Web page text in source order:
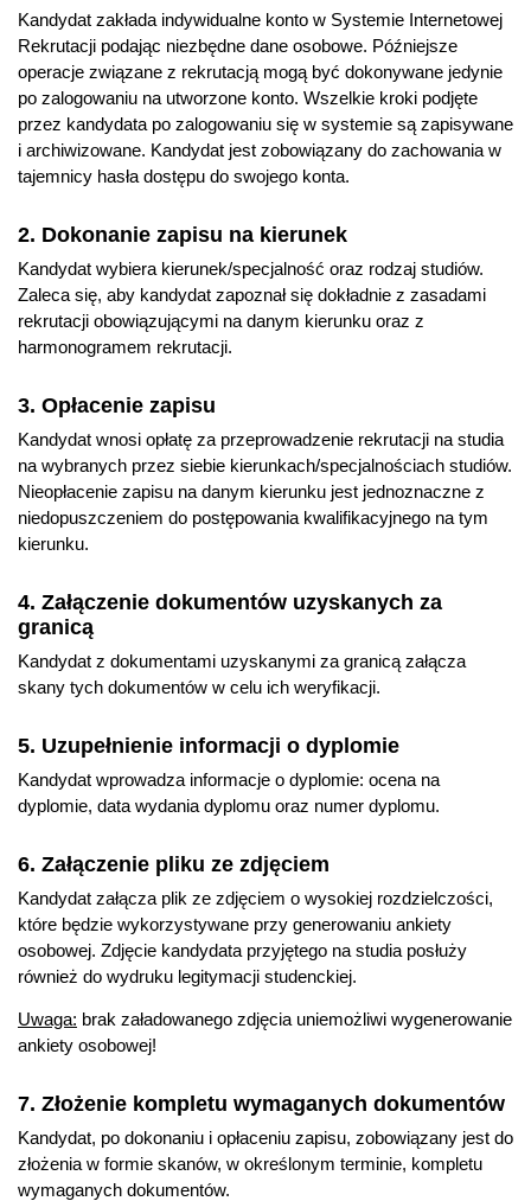
udzielanej dziecku i jego rodzinie.
Dokumentuje działania realizowane z dzieckiem i jego
rodziną.
Perspektywy zawodowe
Absolwenci specjalności wczesne wspomaganie rozwoju
koordynacyjno-rehabilitacyjno-opiekuńczych, ośrodkach
wczesnej interwencji oraz niepublicznych instytucjach i
organizacjach wspierających rozwój małego dziecka.
Zatrudnienie mogą znaleźć również w żłobkach i klubach
dziecięcych.
Pedagog w zespołach wczesnego wspomagania rozwoju
dziecka i wczesnej interwencji
Pedagog w ośrodku (pre)adopcyjnym
Opiekun w żłobku
Opiekun w klubie dziecięcym
działającego na rzecz dzieci z niepełnosprawnością i ich
rodzin
Absolwenci posiadający przygotowanie pedagogiczne zgodnie z
Rozporządzeniem MEN w sprawie szczegółowych kwalifikacji
być również zatrudniani na stanowisku nauczyciela:
Pedagoga w poradniach psychologiczno-pedagogicznych
Pedagoga w placówkach oświatowo-wychowawczych
Wychowawcy w internatach
Więcej informacji
Wydziałowa strona kierunku
Kandydat zakłada indywidualne konto w Systemie Internetowej
Rekrutacji podając niezbędne dane osobowe. Późniejsze
operacje związane z rekrutacją mogą być dokonywane jedynie
po zalogowaniu na utworzone konto. Wszelkie kroki podjęte
przez kandydata po zalogowaniu się w systemie są zapisywane
i archiwizowane. Kandydat jest zobowiązany do zachowania w
tajemnicy hasła dostępu do swojego konta.
2. Dokonanie zapisu na kierunek
Kandydat wybiera kierunek/specjalność oraz rodzaj studiów.
Zaleca się, aby kandydat zapoznał się dokładnie z zasadami
rekrutacji obowiązującymi na danym kierunku oraz z
harmonogramem rekrutacji.
3. Opłacenie zapisu
Kandydat wnosi opłatę za przeprowadzenie rekrutacji na studia
na wybranych przez siebie kierunkach/specjalnościach studiów.
Nieopłacenie zapisu na danym kierunku jest jednoznaczne z
niedopuszczeniem do postępowania kwalifikacyjnego na tym
kierunku.
4. Załączenie dokumentów uzyskanych za
granicą
Kandydat z dokumentami uzyskanymi za granicą załącza
skany tych dokumentów w celu ich weryfikacji.
5. Uzupełnienie informacji o dyplomie
Kandydat wprowadza informacje o dyplomie: ocena na
dyplomie, data wydania dyplomu oraz numer dyplomu.
6. Załączenie pliku ze zdjęciem
Kandydat załącza plik ze zdjęciem o wysokiej rozdzielczości,
które będzie wykorzystywane przy generowaniu ankiety
osobowej. Zdjęcie kandydata przyjętego na studia posłuży
również do wydruku legitymacji studenckiej.
Uwaga: brak załadowanego zdjęcia uniemożliwi wygenerowanie
ankiety osobowej!
7. Złożenie kompletu wymaganych dokumentów
Kandydat, po dokonaniu i opłaceniu zapisu, zobowiązany jest do
złożenia w formie skanów, w określonym terminie, kompletu
wymaganych dokumentów.